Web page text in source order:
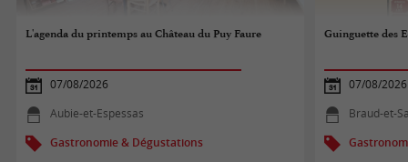
L'agenda du printemps au Château du Puy Faure
07/08/2026
Aubie-et-Espessas
Gastronomie & Dégustations
Guinguette des
07/08/2026
Braud-et-